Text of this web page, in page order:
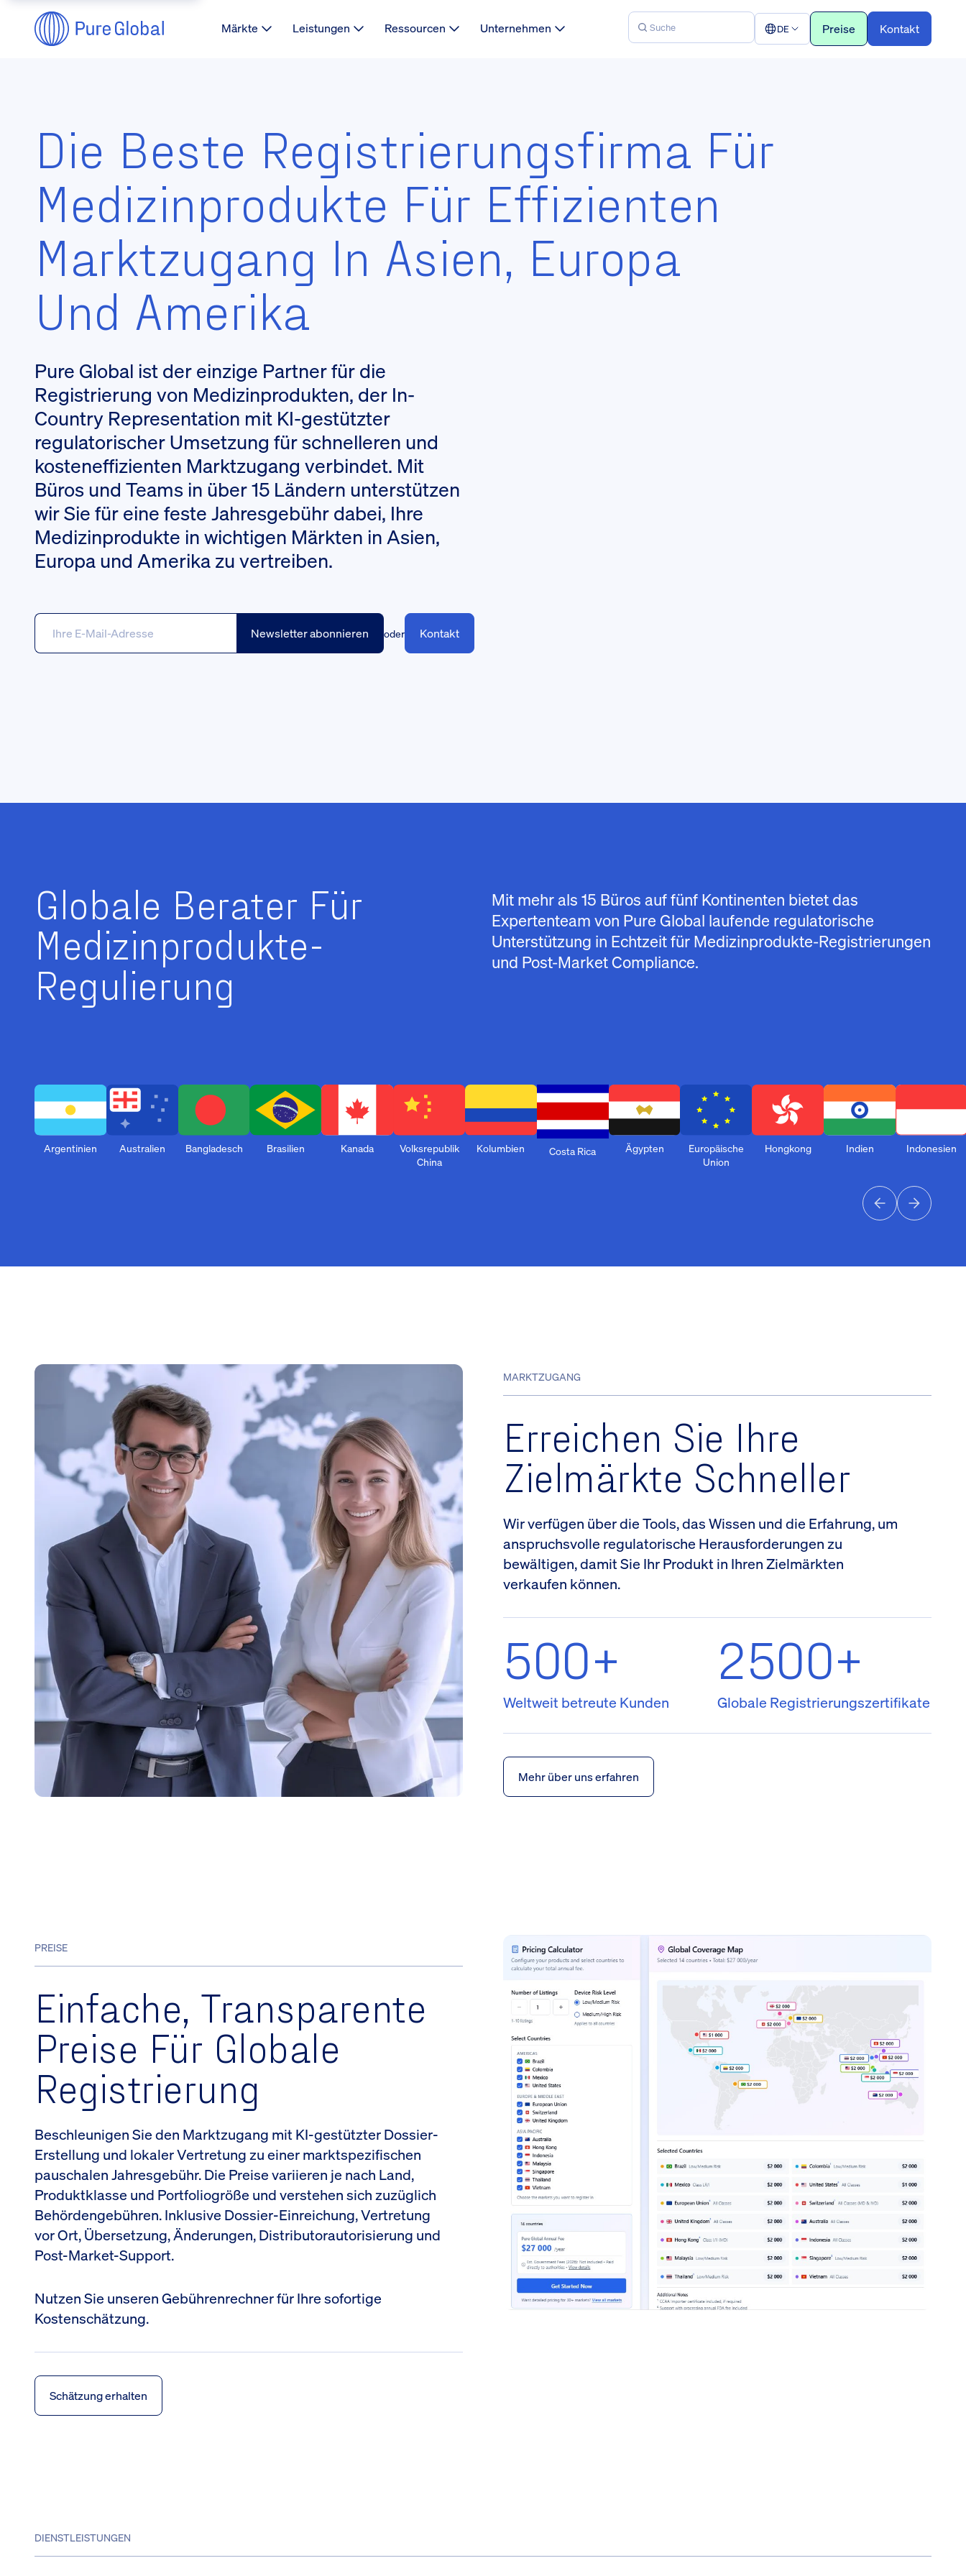
Märkte Leistungen Ressourcen Unternehmen DE Preise Kontakt
Die Beste Registrierungsfirma Für
Medizinprodukte Für Effizienten
Marktzugang In Asien, Europa
Und Amerika
Pure Global ist der einzige Partner für die
Registrierung von Medizinprodukten, der In-
Country Representation mit KI-gestützter
regulatorischer Umsetzung für schnelleren und
kosteneffizienten Marktzugang verbindet. Mit
Büros und Teams in über 15 Ländern unterstützen
wir Sie für eine feste Jahresgebühr dabei, Ihre
Medizinprodukte in wichtigen Märkten in Asien,
Europa und Amerika zu vertreiben.
oder Kontakt
Globale Berater Für
Medizinprodukte-
Regulierung
Mit mehr als 15 Büros auf fünf Kontinenten bietet das
Expertenteam von Pure Global laufende regulatorische
Unterstützung in Echtzeit für Medizinprodukte-Registrierungen
und Post-Market Compliance.
Argentinien Australien Bangladesch Brasilien Kanada
Volksrepublik
China
Kolumbien Costa Rica Ägypten
Europäische
Union
Hongkong Indien Indonesien
MARKTZUGANG
Erreichen Sie Ihre
Zielmärkte Schneller
Wir verfügen über die Tools, das Wissen und die Erfahrung, um
anspruchsvolle regulatorische Herausforderungen zu
bewältigen, damit Sie Ihr Produkt in Ihren Zielmärkten
verkaufen können.
500+
Weltweit betreute Kunden
2500+
Globale Registrierungszertifikate
Mehr über uns erfahren
PREISE
Einfache, Transparente
Preise Für Globale
Registrierung
Beschleunigen Sie den Marktzugang mit KI-gestützter Dossier-
Erstellung und lokaler Vertretung zu einer marktspezifischen
pauschalen Jahresgebühr. Die Preise variieren je nach Land,
Produktklasse und Portfoliogröße und verstehen sich zuzüglich
Behördengebühren. Inklusive Dossier-Einreichung, Vertretung
vor Ort, Übersetzung, Änderungen, Distributorautorisierung und
Post-Market-Support.
Nutzen Sie unseren Gebührenrechner für Ihre sofortige
Kostenschätzung.
Schätzung erhalten
DIENSTLEISTUNGEN